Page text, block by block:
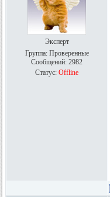
Эксперт
Группа: Проверенные
Сообщений: 2982
Статус: Offline